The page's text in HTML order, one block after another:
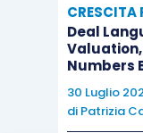
nella
alla Tutela del
CRESCITA
Deal
Valuation,
Numbers
30 Luglio
di Patrizia